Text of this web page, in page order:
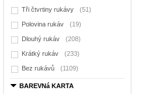
Tři čtvrtiny rukávy
(51)
Polovina rukáv (19)
Dlouhý rukáv (208)
Krátký rukáv (233)
Bez rukávů (1109)
BAREVNá KARTA